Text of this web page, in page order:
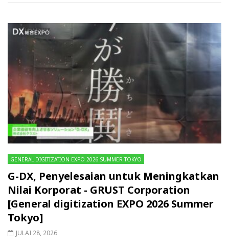
GENERAL DIGITIZATION EXPO 2026 SUMMER TOKYO
G-DX, Penyelesaian untuk Meningkatkan
Nilai Korporat - GRUST Corporation
[General digitization EXPO 2026 Summer
Tokyo]
JULAI 28, 2026